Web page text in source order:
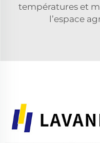
températures et
l’espace